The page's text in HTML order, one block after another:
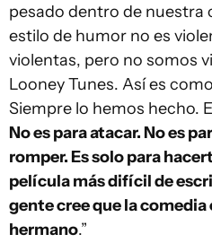
pesado dentro de nuestra
estilo de humor no es
violentas, pero no somos
Looney Tunes. Así es
Siempre lo hemos hecho.
No es para atacar. No es
romper. Es solo para
película más difícil de
gente cree que la
hermano.”